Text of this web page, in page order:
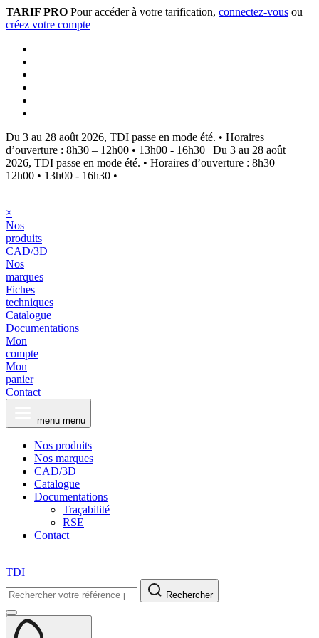
TARIF PRO Pour accéder à votre tarification, connectez-vous ou
créez votre compte
Du 3 au 28 août 2026, TDI passe en mode été. • Horaires
d’ouverture : 8h30 – 12h00 • 13h00 - 16h30 | Du 3 au 28 août
2026, TDI passe en mode été. • Horaires d’ouverture : 8h30 –
12h00 • 13h00 - 16h30 •
×
Nos
produits
CAD/3D
Nos
marques
Fiches
techniques
Catalogue
Documentations
Mon
compte
Mon
panier
Contact
menu menu
Nos produits
Nos marques
CAD/3D
Catalogue
Documentations
Traçabilité
RSE
Contact
TDI
Rechercher